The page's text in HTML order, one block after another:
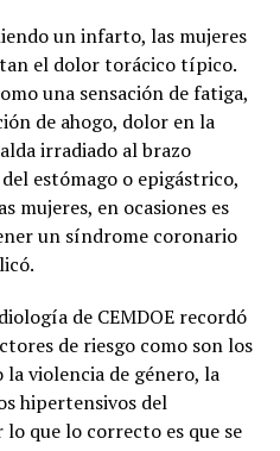
un infarto, las mujeres
el dolor torácico típico.
una sensación de fatiga,
de ahogo, dolor en la
irradiado al brazo
estómago o epigástrico,
mujeres, en ocasiones es
un síndrome coronario
de CEMDOE recordó
de riesgo como son los
violencia de género, la
hipertensivos del
que lo correcto es que se